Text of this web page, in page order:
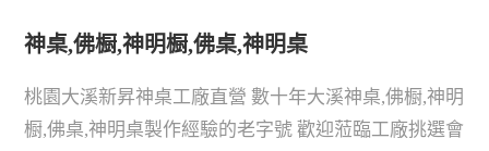
神桌,佛橱,神明橱,佛桌,神明桌
桃園大溪新昇神桌工廠直營 數十年大溪神桌,佛橱,神明
橱,佛桌,神明桌製作經驗的老字號 歡迎蒞臨工廠挑選會